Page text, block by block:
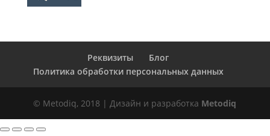
Реквизиты
Блог
Политика обработки персональных данных
© Metodiq, 2018 | Дизайн и разработка Metodiq